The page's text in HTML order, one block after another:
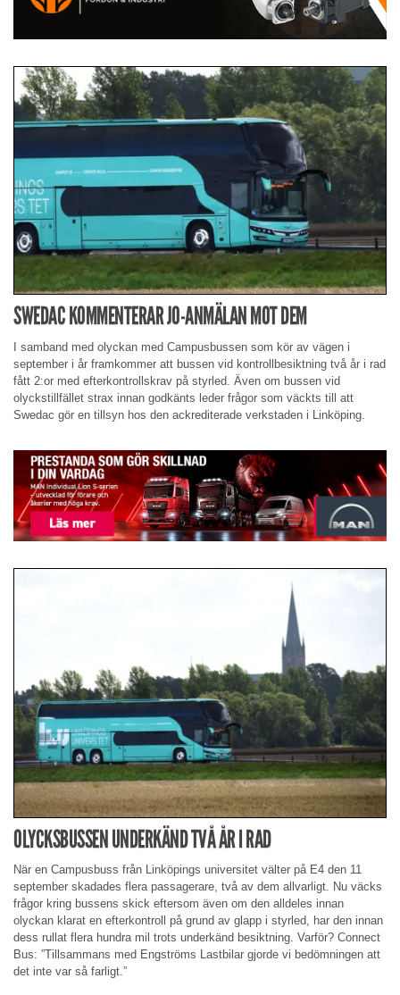
SWEDAC KOMMENTERAR JO-ANMÄLAN MOT DEM
I samband med olyckan med Campusbussen som kör av vägen i
september i år framkommer att bussen vid kontrollbesiktning två år i rad
fått 2:or med efterkontrollskrav på styrled. Även om bussen vid
olyckstillfället strax innan godkänts leder frågor som väckts till att
Swedac gör en tillsyn hos den ackrediterade verkstaden i Linköping.
OLYCKSBUSSEN UNDERKÄND TVÅ ÅR I RAD
När en Campusbuss från Linköpings universitet välter på E4 den 11
september skadades flera passagerare, två av dem allvarligt. Nu väcks
frågor kring bussens skick eftersom även om den alldeles innan
olyckan klarat en efterkontroll på grund av glapp i styrled, har den innan
dess rullat flera hundra mil trots underkänd besiktning. Varför? Connect
Bus: ”Tillsammans med Engströms Lastbilar gjorde vi bedömningen att
det inte var så farligt.”